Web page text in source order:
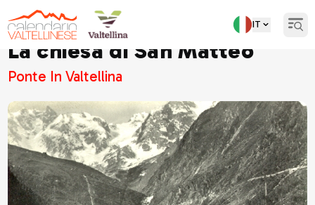
IT
La chiesa di San Matteo
Ponte In Valtellina